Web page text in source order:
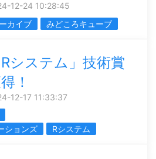
12-24 10:28:45
カイブ みどころキューブ
Rシステム」技術賞
！
12-17 11:33:37
ションズ
Rシステム